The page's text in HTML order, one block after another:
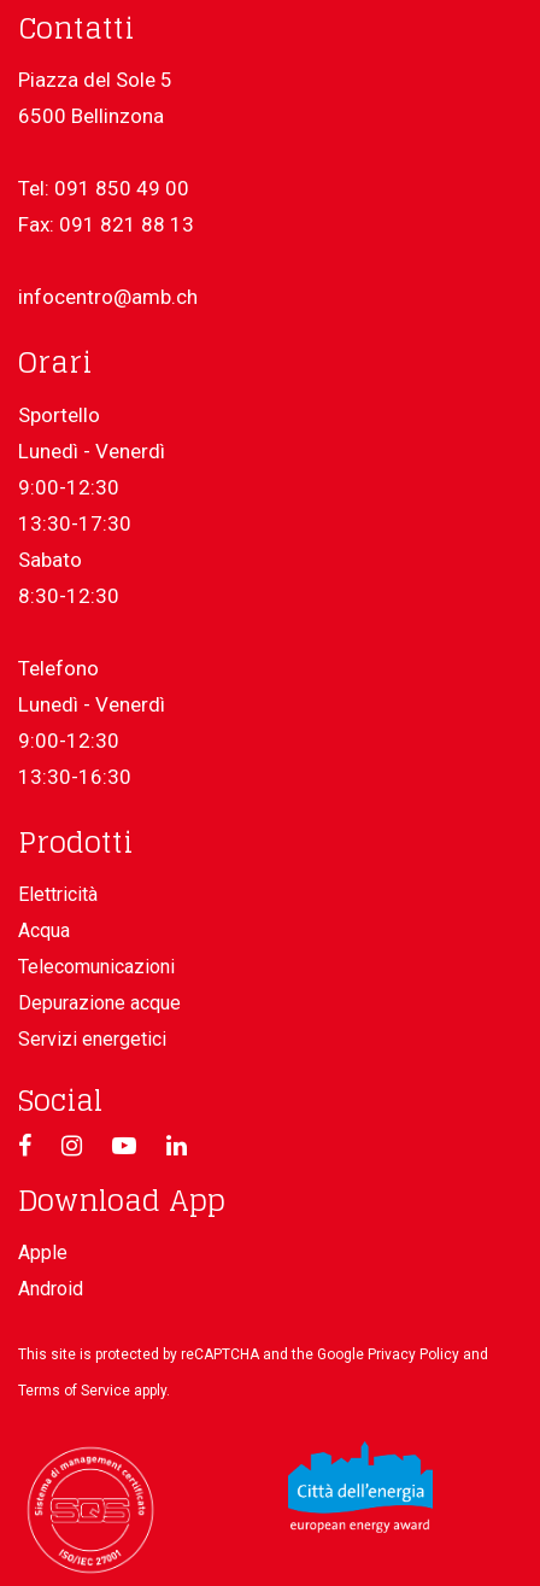
Contatti
Piazza del Sole 5
6500 Bellinzona
Tel: 091 850 49 00
Fax: 091 821 88 13
infocentro@amb.ch
Orari
Sportello
Lunedì - Venerdì
9:00-12:30
13:30-17:30
Sabato
8:30-12:30
Telefono
Lunedì - Venerdì
9:00-12:30
13:30-16:30
Prodotti
Elettricità
Acqua
Telecomunicazioni
Depurazione acque
Servizi energetici
Social
Download App
Apple
Android
This site is protected by reCAPTCHA and the Google Privacy Policy and
Terms of Service apply.